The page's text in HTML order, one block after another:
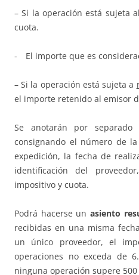
– Si la operación está sujeta al
cuota.
- El importe que es
– Si la operación está sujeta a
el importe retenido al emisor
Se anotarán por separado
consignando el número de
expedición, la fecha de
identificación del
impositivo y cuota.
Podrá hacerse un asiento
recibidas en una misma
un único proveedor, el
operaciones no exceda de
ninguna operación supere 500